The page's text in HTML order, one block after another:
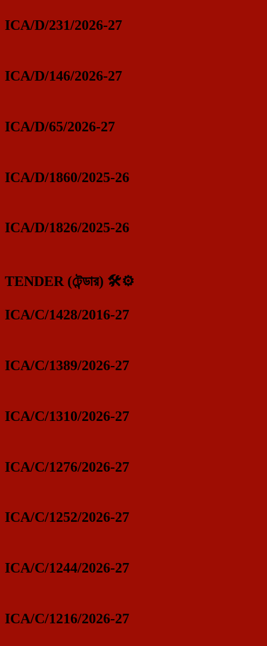
ICA/D/231/2026-27
ICA/D/146/2026-27
ICA/D/65/2026-27
ICA/D/1860/2025-26
ICA/D/1826/2025-26
TENDER (টেন্ডার) 🛠️⚙️
ICA/C/1428/2016-27
ICA/C/1389/2026-27
ICA/C/1310/2026-27
ICA/C/1276/2026-27
ICA/C/1252/2026-27
ICA/C/1244/2026-27
ICA/C/1216/2026-27